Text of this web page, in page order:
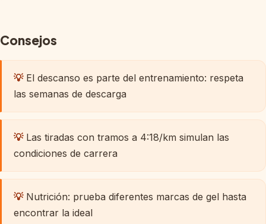
Semana 13 — Pre-taper fuerte
Semana 14 — Inicio taper
Semana 15 — Reducción ▼
Semana 16 — Descarga
Consejos
💡El descanso es parte del entrenamiento: respeta
las semanas de descarga
💡Las tiradas con tramos a 4:18/km simulan las
condiciones de carrera
💡Nutrición: prueba diferentes marcas de gel hasta
encontrar la ideal